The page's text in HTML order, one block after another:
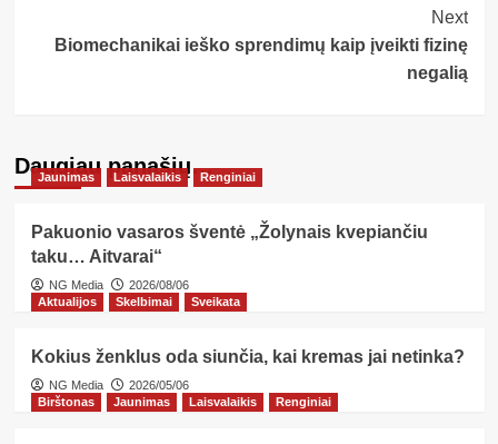
Next
Biomechanikai ieško sprendimų kaip įveikti fizinę
negalią
Daugiau panašių…
Jaunimas Laisvalaikis Renginiai
Pakuonio vasaros šventė „Žolynais kvepiančiu
taku… Aitvarai“
NG Media
2026/08/06
Aktualijos
Skelbimai Sveikata
Kokius ženklus oda siunčia, kai kremas jai netinka?
NG Media
2026/05/06
Birštonas
Jaunimas Laisvalaikis Renginiai